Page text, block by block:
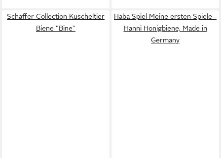
Schaffer Collection Kuscheltier
Biene "Bine"
Haba Spiel Meine ersten Spiele -
Hanni Honigbiene, Made in
Germany